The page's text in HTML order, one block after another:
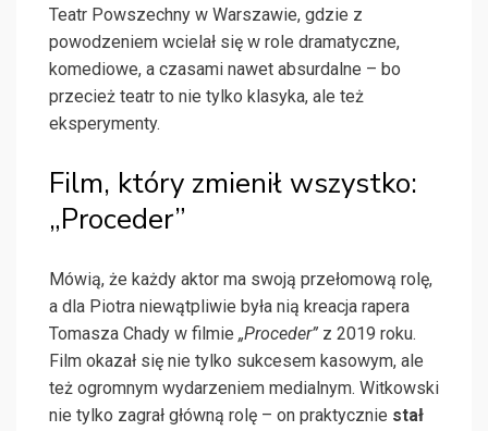
Teatr Powszechny w Warszawie, gdzie z
powodzeniem wcielał się w role dramatyczne,
komediowe, a czasami nawet absurdalne – bo
przecież teatr to nie tylko klasyka, ale też
eksperymenty.
Film, który zmienił wszystko:
„Proceder”
Mówią, że każdy aktor ma swoją przełomową rolę,
a dla Piotra niewątpliwie była nią kreacja rapera
Tomasza Chady w filmie „Proceder” z 2019 roku.
Film okazał się nie tylko sukcesem kasowym, ale
też ogromnym wydarzeniem medialnym. Witkowski
nie tylko zagrał główną rolę – on praktycznie stał